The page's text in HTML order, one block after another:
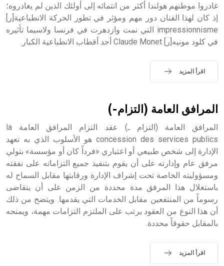
sign تكتب منفصلة غير متصلة، وتعتمد المبدأ الأكوروفوني،
حيث تقتصر القيمة الصوتية للعلامة الك
غادروا موطنهم هولندا أكثر من انتمائه إلى أولئك الذين لم يغادروه؛
إذ كان لهذا الفنان دور مهم ومؤثر في تطور الحركة الانطباعية[ر]
impressionnisme التي نمت وازدهرت في فرنسا ولاسيما تأثيره
في كلود مونيه[ر] Claude Monet أحد أقطاب الانطباعية الكبار.
اقرأ المزيد
المرافق العامة (التزام-)
المرافق العامة (التزام ـ) عقد التزام المرافق العامة la
concession des services publics هو الأسلوب الذي به تعهد
الإدارة إلى شخص طبيعي أو اعتباري «فرداً كان أو مؤسسة» بتولي
مرفق عام وإدارته على أن يقوم بتنفيذ جميع التزاماته على نفقته
ومسؤوليته الخاصة تحت إشراف الإدارة ورقابتها مقابل السماح له
باستغلال هذا المرفق مدة محددة من الزمن على أن يتقاضى
رسوماً من المنتفعين مقابل الخدمات التي يقدمها. ويتضح من ذلك
أن هذا النوع من العقود يرتب على الملتزم التزامات مهمة، ويمنحه
بالمقابل حقوقاً محددة.
اقرأ المزيد